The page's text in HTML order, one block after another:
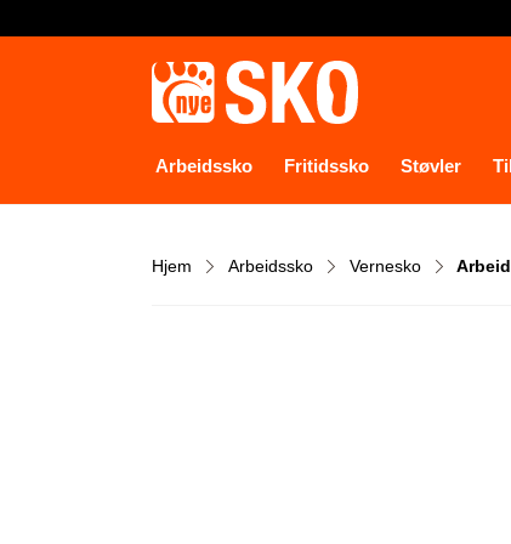
Arbeidssko Fritidssko Støvler
Hjem Arbeidssko Vernesko